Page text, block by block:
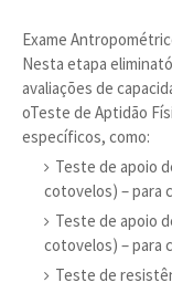
Exame
Nesta etapa
avaliações de
oTeste de Aptidão
específicos, como:
Teste de apoio
cotovelos) – para
Teste de apoio
cotovelos) – para
Teste de